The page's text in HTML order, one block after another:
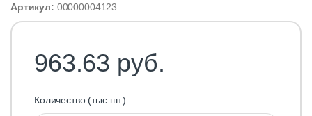
Артикул: 00000004123
963.63 руб.
Количество (тыс.шт.)